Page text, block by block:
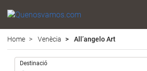
Home Venècia All’angelo Art
Destinació